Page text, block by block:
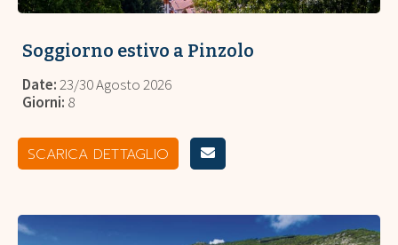
Soggiorno estivo a Pinzolo
Date:23/30 Agosto 2026
Giorni: 8
SCARICA DETTAGLIO